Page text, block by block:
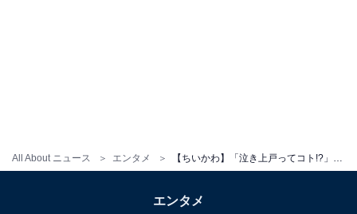
All About ニュース エンタメ
エンタメ